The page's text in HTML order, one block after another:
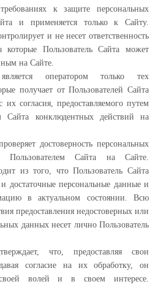
к защите персональных
и применяется только к Сайту.
и не несет ответственность
Пользователь Сайта может
на Сайте.
оператором только тех
получает от Пользователей Сайта
согласия, предоставляемого путем
Сайта конклюдентных действий на
достоверность персональных
Пользователем Сайта на Сайте.
из того, что Пользователь Сайта
и достаточные персональные данные и
в актуальном состоянии. Всю
предоставления недостоверных или
данных несет лично Пользователь
что, предоставляя свои
согласие на их обработку, он
своей волей и в своем интересе.